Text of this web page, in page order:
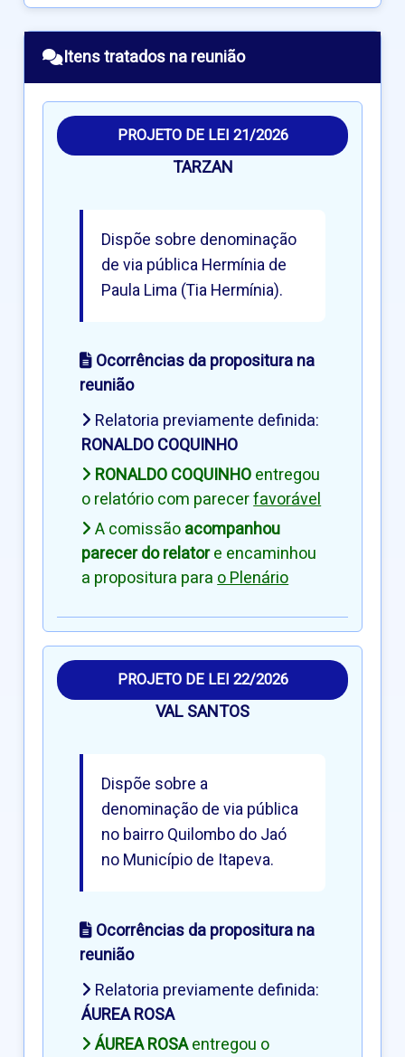
Itens tratados na reunião
PROJETO DE LEI 21/2026
TARZAN
Dispõe sobre denominação
de via pública Hermínia de
Paula Lima (Tia Hermínia).
Ocorrências da propositura na
reunião
Relatoria previamente definida:
RONALDO COQUINHO
RONALDO COQUINHOentregou
o relatório com parecerfavorável
A comissãoacompanhou
parecer do relatore encaminhou
a propositura parao Plenário
PROJETO DE LEI 22/2026
VAL SANTOS
Dispõe sobre a
denominação de via pública
no bairro Quilombo do Jaó
no Município de Itapeva.
Ocorrências da propositura na
reunião
Relatoria previamente definida:
ÁUREA ROSA
ÁUREA ROSAentregou o